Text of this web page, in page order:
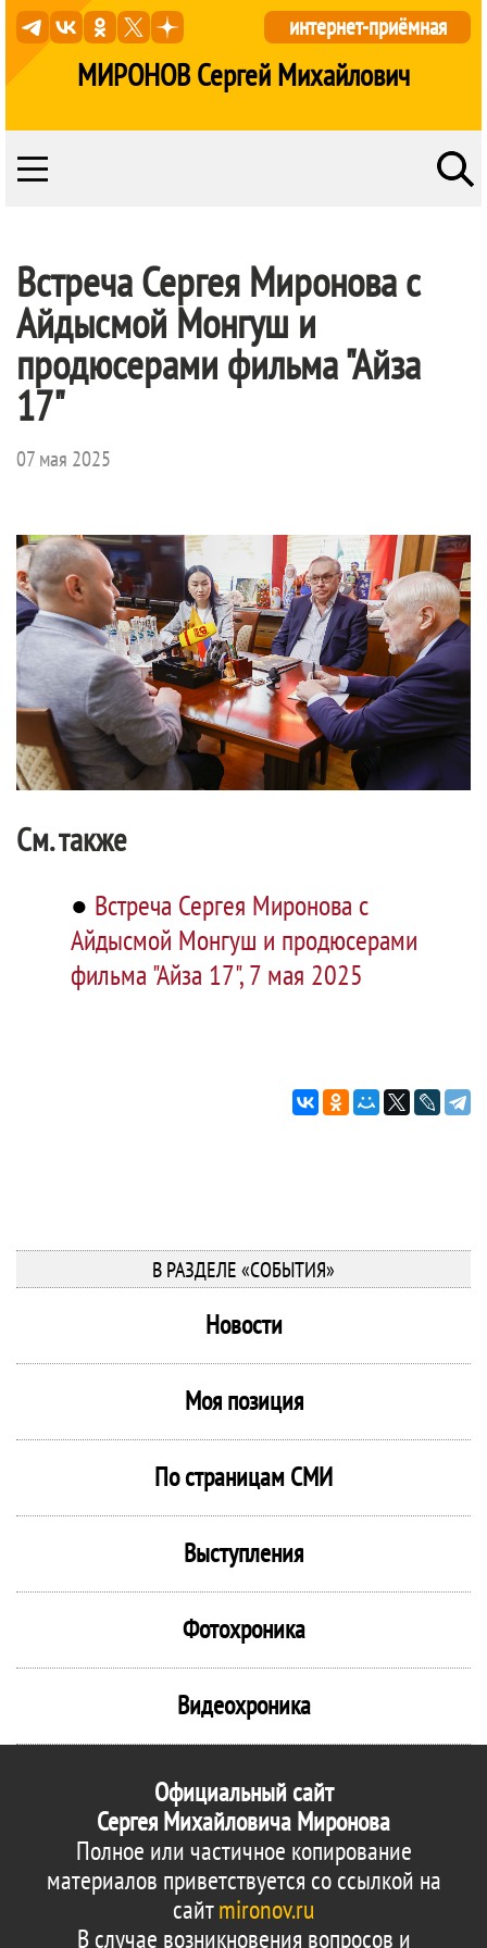
МИРОНОВ Сергей Михайлович
интернет-приёмная
Встреча Сергея Миронова с
Айдысмой Монгуш и
продюсерами фильма "Айза
17"
07 мая 2025
См. также
● Встреча Сергея Миронова с
Айдысмой Монгуш и продюсерами
фильма "Айза 17", 7 мая 2025
В РАЗДЕЛЕ «СОБЫТИЯ»
Новости
Моя позиция
По страницам СМИ
Выступления
Фотохроника
Видеохроника
Официальный сайт
Сергея Михайловича Миронова
Полное или частичное копирование
материалов приветствуется со ссылкой на
сайтmironov.ru
В случае возникновения вопросов и